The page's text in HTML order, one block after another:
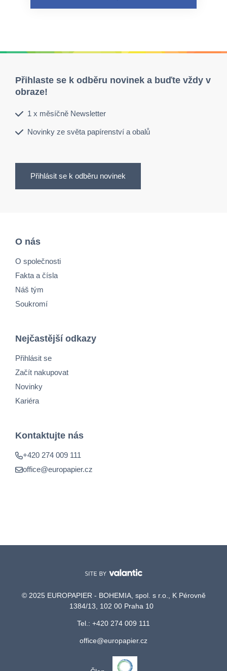
neaktivuje se průtokem tekutin
Přihlaste se k odběru novinek a buďte vždy v
obraze!
1 x měsíčně Newsletter
Novinky ze světa papírenství a obalů
Přihlásit se k odběru novinek
O nás
O společnosti
Fakta a čísla
Náš tým
Soukromí
Nejčastější odkazy
Přihlásit se
Začít nakupovat
Novinky
Kariéra
Kontaktujte nás
+420 274 009 111
office@europapier.cz
© 2025 EUROPAPIER - BOHEMIA, spol. s r.o., K Pérovně
1384/13, 102 00 Praha 10
Tel.: +420 274 009 111
office@europapier.cz